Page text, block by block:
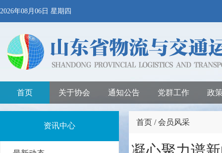
2026年08月06日 星期四
首页 关于协会 通知公告 党群工作 政
资讯中心 首页 / 会员风采